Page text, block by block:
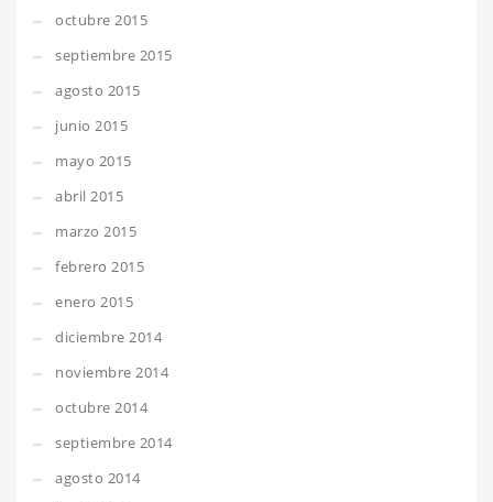
octubre 2015
septiembre 2015
agosto 2015
junio 2015
mayo 2015
abril 2015
marzo 2015
febrero 2015
enero 2015
diciembre 2014
noviembre 2014
octubre 2014
septiembre 2014
agosto 2014